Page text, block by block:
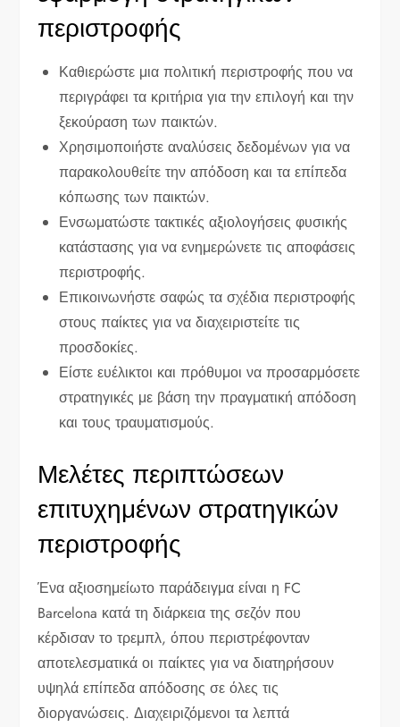
περιστροφής
Καθιερώστε μια πολιτική περιστροφής που να
περιγράφει τα κριτήρια για την επιλογή και την
ξεκούραση των παικτών.
Χρησιμοποιήστε αναλύσεις δεδομένων για να
παρακολουθείτε την απόδοση και τα επίπεδα
κόπωσης των παικτών.
Ενσωματώστε τακτικές αξιολογήσεις φυσικής
κατάστασης για να ενημερώνετε τις αποφάσεις
περιστροφής.
Επικοινωνήστε σαφώς τα σχέδια περιστροφής
στους παίκτες για να διαχειριστείτε τις
προσδοκίες.
Είστε ευέλικτοι και πρόθυμοι να προσαρμόσετε
στρατηγικές με βάση την πραγματική απόδοση
και τους τραυματισμούς.
Μελέτες περιπτώσεων
επιτυχημένων στρατηγικών
περιστροφής
Ένα αξιοσημείωτο παράδειγμα είναι η FC
Barcelona κατά τη διάρκεια της σεζόν που
κέρδισαν το τρεμπλ, όπου περιστρέφονταν
αποτελεσματικά οι παίκτες για να διατηρήσουν
υψηλά επίπεδα απόδοσης σε όλες τις
διοργανώσεις. Διαχειριζόμενοι τα λεπτά